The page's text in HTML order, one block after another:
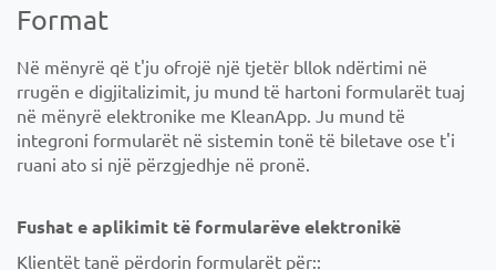
Format
Në mënyrë që t'ju ofrojë një tjetër bllok ndërtimi në
rrugën e digjitalizimit, ju mund të hartoni formularët tuaj
në mënyrë elektronike me KleanApp. Ju mund të
integroni formularët në sistemin tonë të biletave ose t'i
ruani ato si një përzgjedhje në pronë.
Fushat e aplikimit të formularëve elektronikë
Klientët tanë përdorin formularët për::